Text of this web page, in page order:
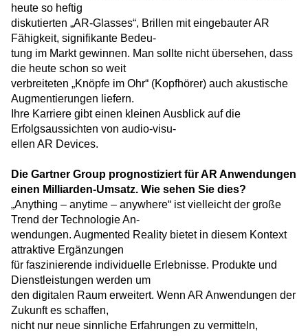
heute so heftig
diskutierten „AR-Glasses“, Brillen mit eingebauter AR
Fähigkeit, signifikante Bedeu-
tung im Markt gewinnen. Man sollte nicht übersehen, dass
die heute schon so weit
verbreiteten „Knöpfe im Ohr“ (Kopfhörer) auch akustische
Augmentierungen liefern.
Ihre Karriere gibt einen kleinen Ausblick auf die
Erfolgsaussichten von audio-visu-
ellen AR Devices.
Die Gartner Group prognostiziert für AR Anwendungen
einen Milliarden-Umsatz. Wie sehen Sie dies?
„Anything – anytime – anywhere“ ist vielleicht der große
Trend der Technologie An-
wendungen. Augmented Reality bietet in diesem Kontext
attraktive Ergänzungen
für faszinierende individuelle Erlebnisse. Produkte und
Dienstleistungen werden um
den digitalen Raum erweitert. Wenn AR Anwendungen der
Zukunft es schaffen,
nicht nur neue sinnliche Erfahrungen zu vermitteln,